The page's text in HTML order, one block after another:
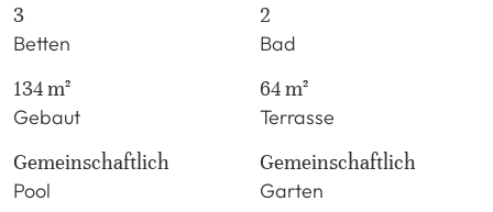
3
Betten
2
Bad
134 m²
Gebaut
64 m²
Terrasse
Gemeinschaftlich
Pool
Gemeinschaftlich
Garten